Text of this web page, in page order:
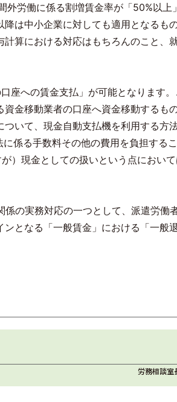
外労働に係る割増賃金率が「50%以上
降は中小企業に対しても適用となるも
算における対応はもちろんのこと、
座への賃金支払」が可能となります
金移動業者の口座へ資金移動するも
いて、現金自動支払機を利用する方
に係る手数料その他の費用を負担する
）現金としての扱いという点におい
係の実務対応の一つとして、派遣労働
となる「一般賃金」における「一般
労務相談